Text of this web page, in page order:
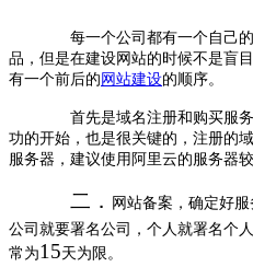
每一个公司都有一个自己
品，但是在建设网站的时候不是盲
有一个前后的 网站建设的顺序。
首先是域名注册和购买服
功的开始，也是很关键的，注册的
服务器，建议使用阿里云的服务器
二．
网站备案，确定好
公司就要署名公司，个人就署名个
常为15天为限。